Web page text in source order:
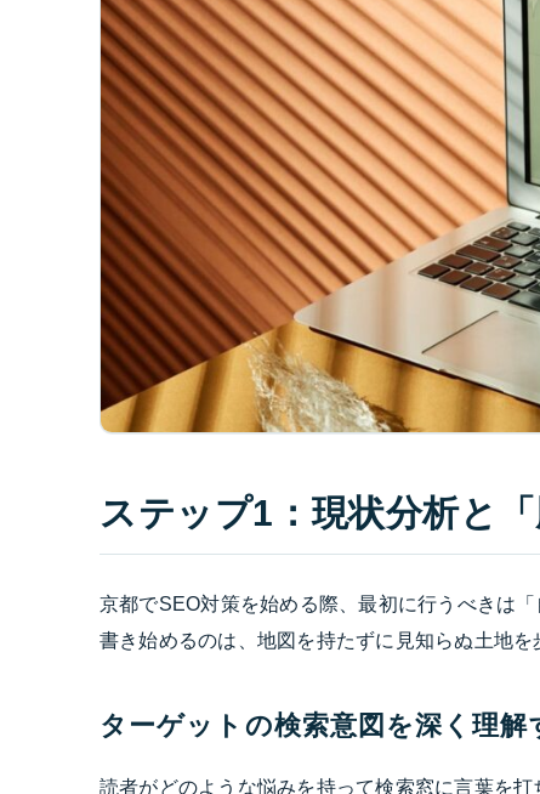
ステップ1：現状分析と
京都でSEO対策を始める際、最初に行うべきは
書き始めるのは、地図を持たずに見知らぬ土地を
ターゲットの検索意図を深く理解
読者がどのような悩みを持って検索窓に言葉を